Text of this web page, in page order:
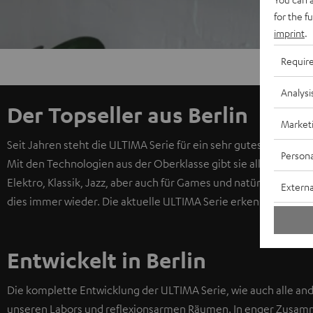
Der Topseller aus Berlin
Seit Jahren steht die ULTIMA Serie für ein sehr gutes Preis-
Mit den Technologien aus der Oberklasse gibt sie alles
Elektro, Klassik, Jazz, aber auch für Games und natürlich TV-
dies immer wieder. Die aktuelle ULTIMA Serie erkennt man
Entwickelt in Berlin
Die komplette Entwicklung der ULTIMA Serie, wie auch alle
unseren Labors und reflexionsarmen Räumen. In enger
for the
imprint